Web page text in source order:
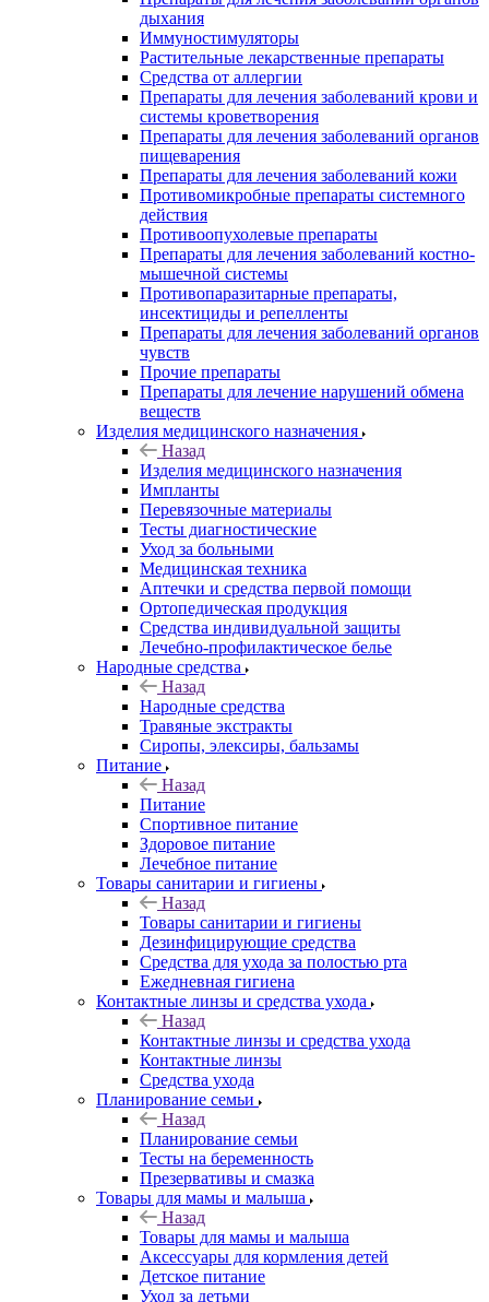
дыхания
Иммуностимуляторы
Растительные лекарственные препараты
Средства от аллергии
Препараты для лечения заболеваний крови и
системы кроветворения
Препараты для лечения заболеваний органов
пищеварения
Препараты для лечения заболеваний кожи
Противомикробные препараты системного
действия
Противоопухолевые препараты
Препараты для лечения заболеваний костно-
мышечной системы
Противопаразитарные препараты,
инсектициды и репелленты
Препараты для лечения заболеваний органов
чувств
Прочие препараты
Препараты для лечение нарушений обмена
веществ
Изделия медицинского назначения
Назад
Изделия медицинского назначения
Импланты
Перевязочные материалы
Тесты диагностические
Уход за больными
Медицинская техника
Аптечки и средства первой помощи
Ортопедическая продукция
Средства индивидуальной защиты
Лечебно-профилактическое белье
Народные средства
Назад
Народные средства
Травяные экстракты
Сиропы, элексиры, бальзамы
Питание
Назад
Питание
Спортивное питание
Здоровое питание
Лечебное питание
Товары санитарии и гигиены
Назад
Товары санитарии и гигиены
Дезинфицирующие средства
Средства для ухода за полостью рта
Ежедневная гигиена
Контактные линзы и средства ухода
Назад
Контактные линзы и средства ухода
Контактные линзы
Средства ухода
Планирование семьи
Назад
Планирование семьи
Тесты на беременность
Презервативы и смазка
Товары для мамы и малыша
Назад
Товары для мамы и малыша
Аксессуары для кормления детей
Детское питание
Уход за детьми